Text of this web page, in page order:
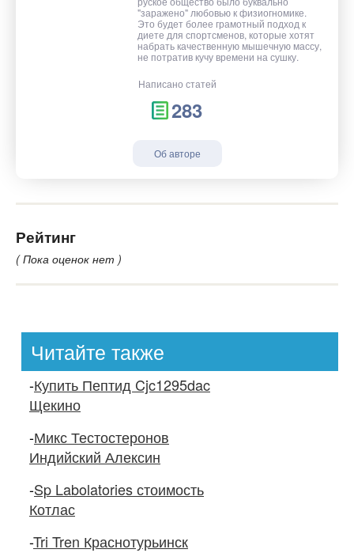
"заражено" любовью к физиогномике.
Это будет более грамотный подход к
диете для спортсменов, которые хотят
набрать качественную мышечную массу,
не потратив кучу времени на сушку.
Написано статей
283
Об авторе
Рейтинг
( Пока оценок нет )
Читайте также
-Купить Пептид Cjc1295dac
Щекино
-Микс Тестостеронов
Индийский Алексин
-Sp Labolatories стоимость
Котлас
-Tri Tren Краснотурьинск